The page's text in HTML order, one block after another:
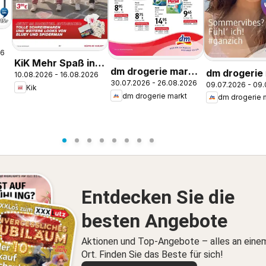
KiK Mehr Spaß in
der Schule
10.08.2026 - 16.08.2026
Kik
dm drogerie markt
Journal Express
August
30.07.2026 - 26.08.2026
dm drogerie markt
dm drogerie
Journal Juli
09.07.2026 -
dm drogerie
Entdecken Sie die
besten Angebote
Aktionen und Top-Angebote – alles an
Ort. Finden Sie das Beste für sich!